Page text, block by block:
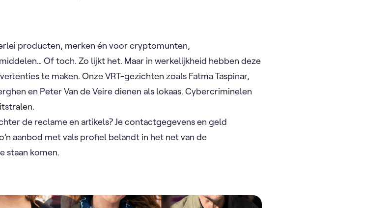
producten, merken én voor cryptomunten,
Of toch. Zo lijkt het. Maar in werkelijkheid hebben deze
te maken. Onze VRT-gezichten zoals Fatma Taspinar,
en Peter Van de Veire dienen als lokaas. Cybercriminelen
de reclame en artikels? Je contactgegevens en geld
aanbod met vals profiel belandt in het net van de
staan komen.